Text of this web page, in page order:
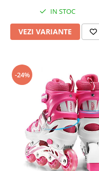
IN STOC
VEZI VARIANTE
-24%